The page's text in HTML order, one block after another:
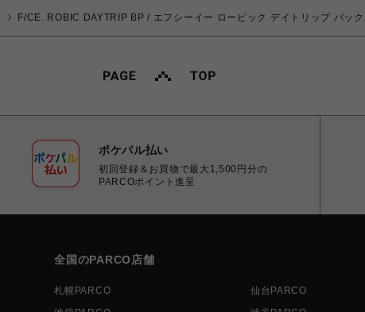
F/CE. ROBIC DAYTRIP BP / エフシーイー ロービック デイトリップ バック
ポケパル払い
初回登録＆お買物で最大1,500円分の
PARCOポイント進呈
全国のPARCO店舗
札幌PARCO 仙台PARCO